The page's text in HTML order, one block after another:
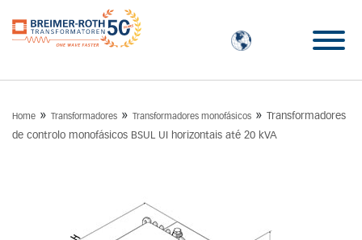
Home » Transformadores » Transformadores monofásicos » Transformadores
de controlo monofásicos BSUL UI horizontais até 20 kVA